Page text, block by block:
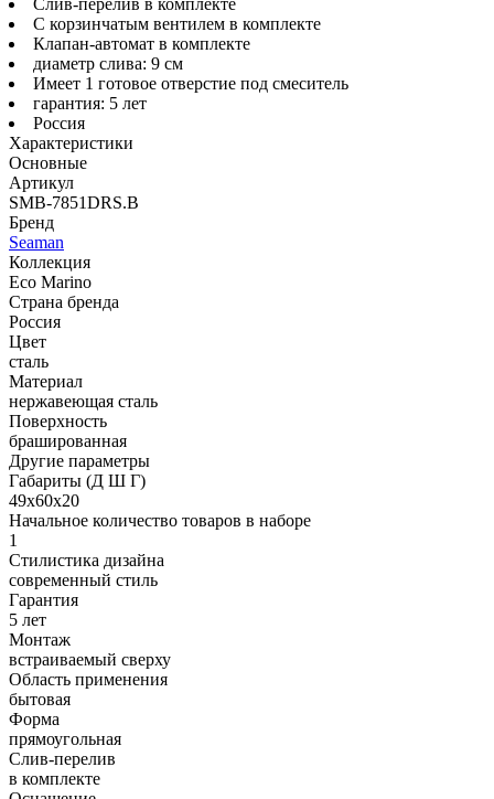
С корзинчатым вентилем в комплекте
Клапан-автомат в комплекте
диаметр слива: 9 см
Имеет 1 готовое отверстие под смеситель
гарантия: 5 лет
Россия
Характеристики
Основные
Артикул
SMB-7851DRS.B
Бренд
Seaman
Коллекция
Eco Marino
Страна бренда
Россия
Цвет
сталь
Материал
нержавеющая сталь
Поверхность
брашированная
Другие параметры
Габариты (Д Ш Г)
49х60х20
Начальное количество товаров в наборе
1
Стилистика дизайна
современный стиль
Гарантия
5 лет
Монтаж
встраиваемый сверху
Область применения
бытовая
Форма
прямоугольная
Слив-перелив
в комплекте